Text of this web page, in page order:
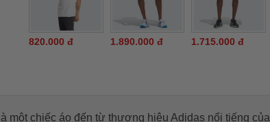
820.000 đ 1.890.000 đ 1.715.000 đ
là một chiếc áo đến từ thương hiệu Adidas nổi tiếng của